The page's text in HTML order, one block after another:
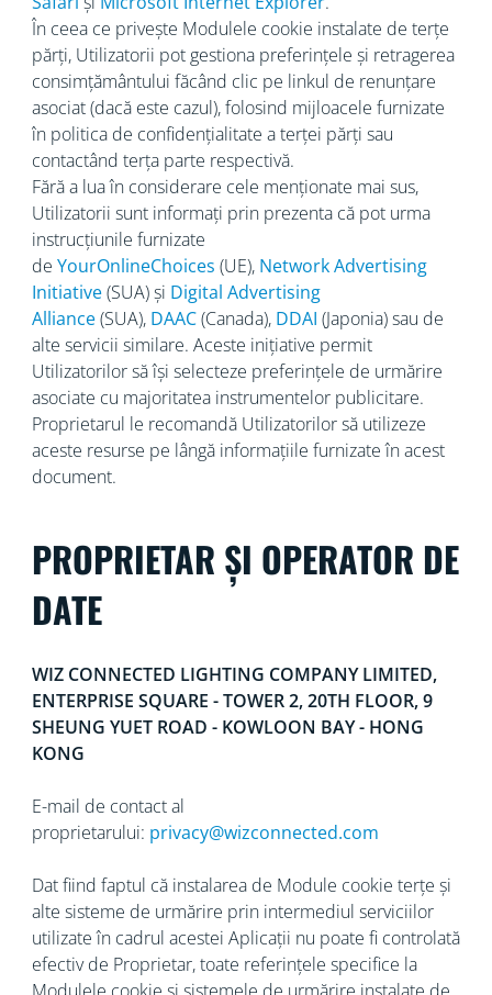
În ceea ce privește Modulele cookie instalate de terțe
părți, Utilizatorii pot gestiona preferințele și retragerea
consimțământului făcând clic pe linkul de renunțare
asociat (dacă este cazul), folosind mijloacele furnizate
în politica de confidențialitate a terței părți sau
contactând terța parte respectivă.
Fără a lua în considerare cele menționate mai sus,
Utilizatorii sunt informați prin prezenta că pot urma
instrucțiunile furnizate
de YourOnlineChoices (UE), Network Advertising
Initiative(SUA) și Digital Advertising
Alliance(SUA), DAAC(Canada), DDAI (Japonia) sau de
alte servicii similare. Aceste inițiative permit
Utilizatorilor să își selecteze preferințele de urmărire
asociate cu majoritatea instrumentelor publicitare.
Proprietarul le recomandă Utilizatorilor să utilizeze
aceste resurse pe lângă informațiile furnizate în acest
document.
PROPRIETAR ȘI OPERATOR DE
DATE
WIZ CONNECTED LIGHTING COMPANY LIMITED,
ENTERPRISE SQUARE - TOWER 2, 20TH FLOOR, 9
SHEUNG YUET ROAD - KOWLOON BAY - HONG
KONG
E-mail de contact al
proprietarului: privacy@wizconnected.com
Dat fiind faptul că instalarea de Module cookie terțe și
alte sisteme de urmărire prin intermediul serviciilor
utilizate în cadrul acestei Aplicații nu poate fi controlată
efectiv de Proprietar, toate referințele specifice la